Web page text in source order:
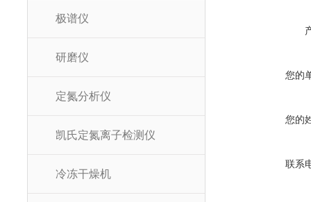
极谱仪
研磨仪
定氮分析仪
凯氏定氮离子检测仪
冷冻干燥机
您的
您的
联系